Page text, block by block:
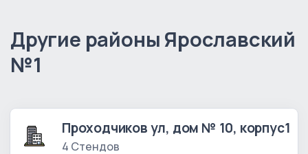
Другие районы Ярославский
№1
Проходчиков ул, дом № 10, корпус1
4 Стендов